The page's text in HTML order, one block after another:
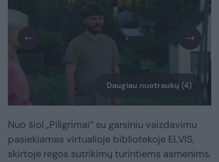
Daugiau nuotraukų (4)
Nuo šiol „Piligrimai“ su garsiniu vaizdavimu
pasiekiamas virtualioje bibliotekoje ELVIS,
skirtoje regos sutrikimų turintiems asmenims.